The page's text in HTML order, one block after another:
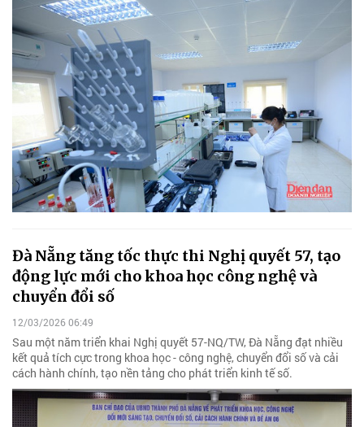
Đà Nẵng tăng tốc thực thi Nghị quyết 57, tạo
động lực mới cho khoa học công nghệ và
chuyển đổi số
12/03/2026 06:49
Sau một năm triển khai Nghị quyết 57-NQ/TW, Đà Nẵng đạt nhiều
kết quả tích cực trong khoa học - công nghệ, chuyển đổi số và cải
cách hành chính, tạo nền tảng cho phát triển kinh tế số.